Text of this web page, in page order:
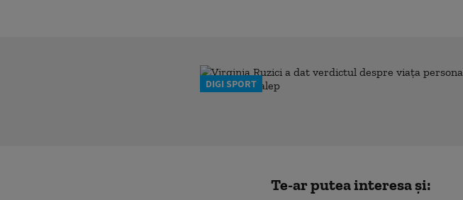
DIGI SPORT
Te-ar putea interesa și: